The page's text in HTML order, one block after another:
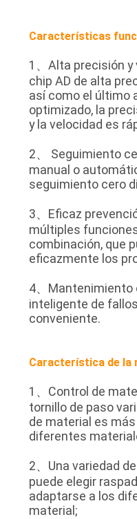
Características
1、Alta precisión
chip AD de alta
así como el último
optimizado, la
y la velocidad es
2、 Seguimiento
manual o
seguimiento cero
3、Eficaz
múltiples
combinación, que
eficazmente los
4、Mantenimiento
inteligente de
conveniente.
Característica de la
1、Control de
tornillo de paso
de material es
diferentes
2、Una variedad
puede elegir
adaptarse a los
material;